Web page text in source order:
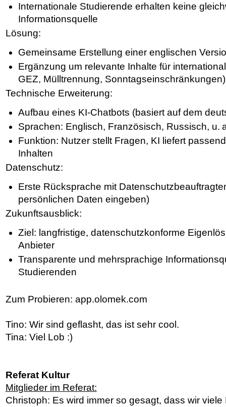
Internationale Studierende erhalten keine
Informationsquelle
Lösung:
Gemeinsame Erstellung einer englischen
Ergänzung um relevante Inhalte für
GEZ, Mülltrennung, Sonntagseinschränkungen)
Technische Erweiterung:
Aufbau eines KI-Chatbots (basiert auf dem
Sprachen: Englisch, Französisch, Russisch, u.
Funktion: Nutzer stellt Fragen, KI liefert
Inhalten
Datenschutz:
Erste Rücksprache mit
persönlichen Daten eingeben)
Zukunftsausblick:
Ziel: langfristige, datenschutzkonforme
Anbieter
Transparente und mehrsprachige
Studierenden
Zum Probieren: app.olomek.com
Tino: Wir sind geflasht, das ist sehr cool.
Tina: Viel Lob :)
Referat Kultur
Mitglieder im Referat:
Christoph: Es wird immer so gesagt, dass wir